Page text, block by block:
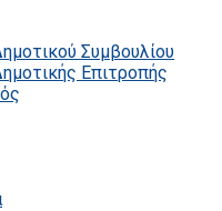
Συμβουλίου
Επιτροπής